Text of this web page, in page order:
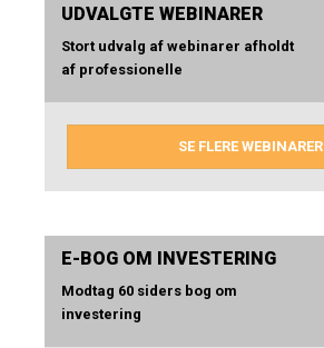
UDVALGTE WEBINARER
Stort udvalg af webinarer afholdt
af professionelle
SE FLERE WEBINARER
E-BOG OM INVESTERING
Modtag 60 siders bog om
investering